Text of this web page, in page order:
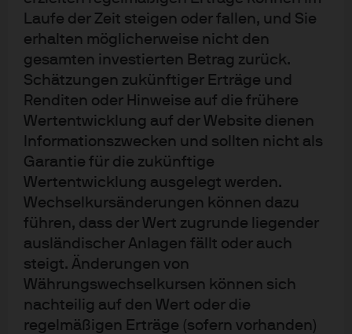
Laufe der Zeit steigen oder fallen, und Sie
erhalten möglicherweise nicht den
gesamten investierten Betrag zurück.
Schätzungen zukünftiger Erträge und
Renditen oder Hinweise auf die frühere
Wertentwicklung auf der Website dienen
Informationszwecken und sollten nicht als
Garantie für die zukünftige
Wertentwicklung ausgelegt werden.
Wechselkursänderungen können dazu
führen, dass der Wert zugrunde liegender
ausländischer Anlagen fällt oder auch
steigt. Änderungen von
Währungswechselkursen können sich
nachteilig auf den Wert oder die
regelmäßigen Erträge (sofern vorhanden)
Investmentlösungen für Institutionen, Finanzberater und
Privatanleger weltweit und verwaltet per 31.03.2023 ein
Vermögen von 2,59 Billionen US-Dollar. In Deutschland
ist J.P. Morgan Asset Management seit über 30 Jahren
und in Österreich seit mehr als 25 Jahren präsent und mit
einem verwalteten Vermögen von rund 35 Milliarden US-
Dollar, verbunden mit einer starken Präsenz vor Ort, eine
der größten ausländischen Fondsgesellschaften im
Markt.
Das mit umfangreichen Ressourcen ausgestattete
globale Netzwerk von Anlageexpertinnen und -Experten
für alle Assetklassen nutzt einen bewährten Ansatz, der
auf fundiertem Research basiert. Zahlreiche „Insights“
zu makroökonomischen Trends und Marktthemen sowie
der Asset Allokation machen die Implikationen der